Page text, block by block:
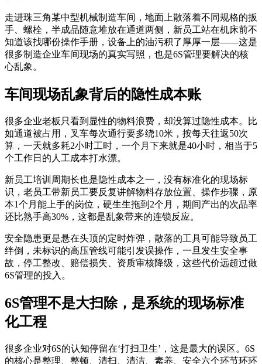
走进珠三角某中型机械制造车间，地面上散落着不同规格的扳
手、螺栓，半成品随意堆放在通道两侧，新员工站在机床前不
知道该找哪份操作手册，设备上的油污积了厚厚一层——这是
很多制造企业车间现场的真实写照，也是6S管理要解决的核
心乱象。
车间现场乱象背后的隐性成本账
很多企业老板只看到显性的物料浪费，却没算过隐性成本。比
如通道被占用，叉车每次通行要多绕10米，按每天往返50次
算，一天就多耗2小时工时，一个月下来就是40小时，相当于5
个工作日的人工成本打水漂。
新员工培训周期长也是隐性成本之一，没有标准化的现场标
识，老员工带新员工要反复讲解物料存放位置、操作步骤，原
本1个月能上手的岗位，硬生生拖到2个月，期间产出的次品率
还比熟手高30%，这都是乱象带来的连锁反应。
安全隐患更是悬在头顶的定时炸弹，散落的工具可能导致员工
绊倒，未标识的高压管线可能引发误操作，一旦发生安全事
故，停工整改、赔偿损失、资质审核降级，这些代价远超过做
6S管理的投入。
6S管理不是大扫除，是系统的现场标准
化工程
很多企业对6S的认知停留在‘打扫卫生’，这是最大的误区。6S
的核心是整理、整顿、清扫、清洁、素养、安全六个环节环环